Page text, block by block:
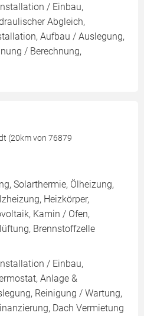
/ Einbau,
Abgleich,
Aufbau / Auslegung,
/ Berechnung,
(20km von 76879
Solarthermie, Ölheizung,
Heizkörper,
Kamin / Ofen,
Brennstoffzelle
/ Einbau,
Anlage &
Reinigung / Wartung,
Dach Vermietung